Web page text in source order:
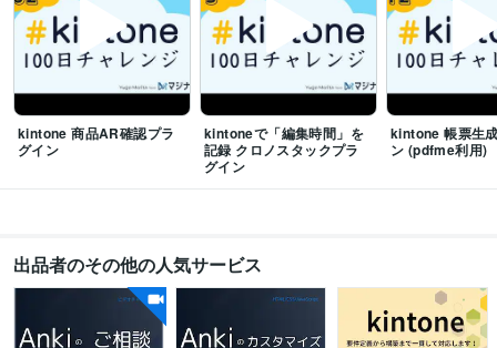
Figma:3年
Adobe XD:3年
その他ツール
kintone:2年 キントーン:2年
得意分野
IT相談・システム開発 kintoneカスタマイズ Ankiカスタマイズ 業務整
理・業務自動化
kintone伴走支援 各種ITシステム・SaaS運用構築 Windo
台湾 日系企業 小売り 観光
kintone 商品AR確認プラ
グイン
kintoneで「編集時間」を
記録 クロノスタックプラ
グイン
kintone 帳票生
ン (pdfme利用)
出品者のその他の人気サービス